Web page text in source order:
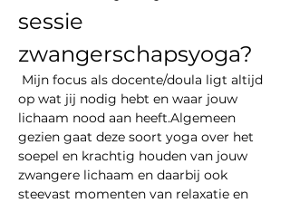
sessie
zwangerschapsyoga?
Mijn focus als docente/doula ligt altijd
op wat jij nodig hebt en waar jouw
lichaam nood aan heeft.Algemeen
gezien gaat deze soort yoga over het
soepel en krachtig houden van jouw
zwangere lichaam en daarbij ook
steevast momenten van relaxatie en